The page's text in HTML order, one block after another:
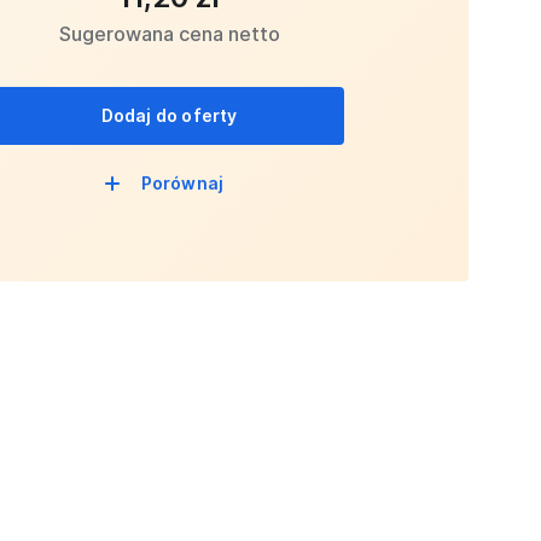
Sugerowana cena netto
Dodaj do oferty
Porównaj